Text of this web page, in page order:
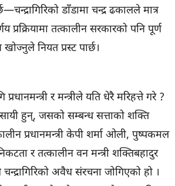
डाँडामा चन्द्र ढकालले मात्र
प्रक्रियामा तत्कालीन सरकारको पनि पूर्ण
नियत प्रस्ट पार्छ।
र मन्त्रीले यति धेरै मरिहत्ते गरे ?
हुन्, जसको सम्बन्ध सत्ताको शक्ति
प्रधानमन्त्री केपी शर्मा ओली, पुष्पकमल
र तत्कालीन वन मन्त्री शक्तिबहादुर
अवैध संरचना जोगिएको हो ।